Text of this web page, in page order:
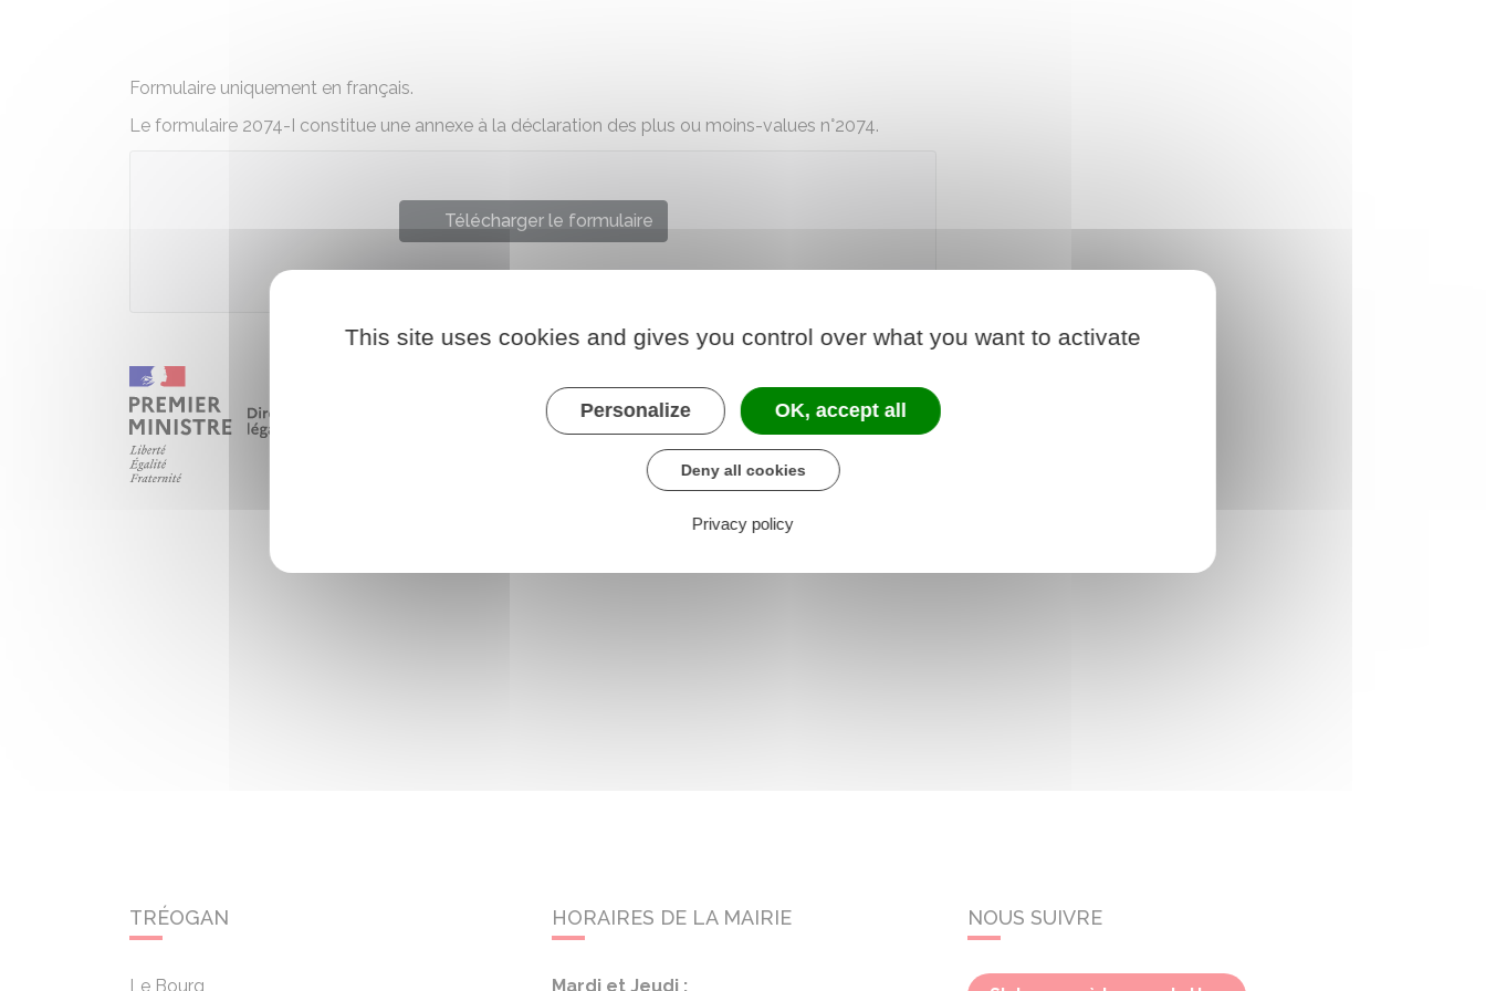
Formulaire uniquement en français.
Le formulaire 2074-I constitue une annexe à la déclaration des plus ou moins-values n°2074.
Télécharger le formulaire
TRÉOGAN
Le Bourg
HORAIRES DE LA MAIRIE
Mardi et Jeudi :
NOUS SUIVRE
This site uses cookies and gives you control over what you want to activate
Personalize OK, accept all
Deny all cookies
Privacy policy